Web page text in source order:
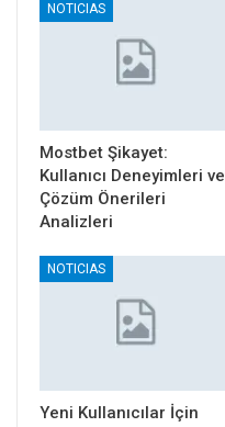
NOTICIAS
Mostbet Şikayet:
Kullanıcı Deneyimleri ve
Çözüm Önerileri
Analizleri
NOTICIAS
Yeni Kullanıcılar İçin